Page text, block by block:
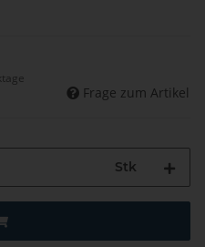
Frage zum Artikel
Stk